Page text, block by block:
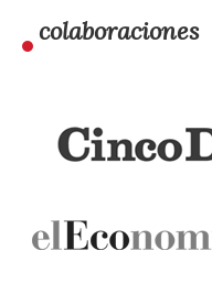
colaboraciones